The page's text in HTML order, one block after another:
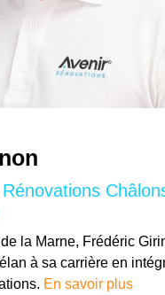
la Marne, Frédéric
à sa carrière en
En savoir plus